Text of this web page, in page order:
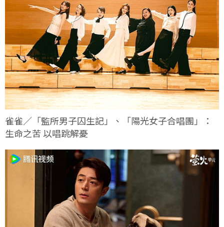
雀雀／「監所男子囚生記」、「陽光女子合唱團」：
生命之苦 以唱跳解憂